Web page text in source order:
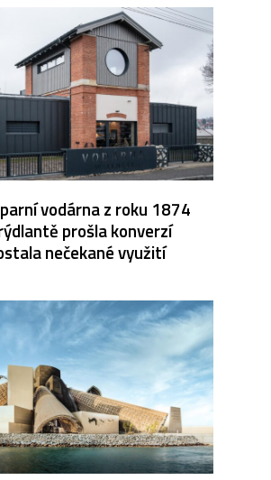
vodárna z roku 1874
prošla konverzí
nečekané využití